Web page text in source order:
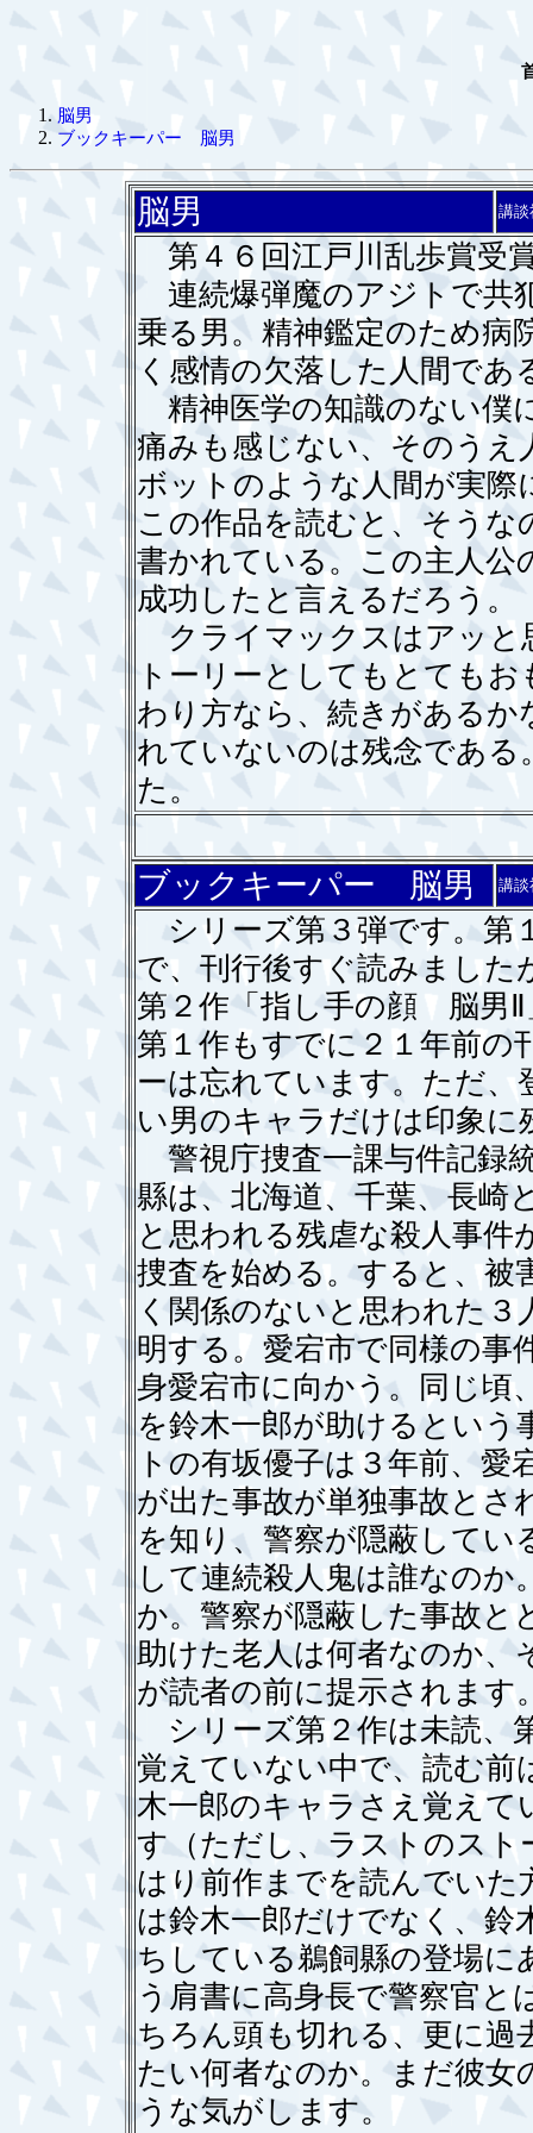
脳男
ブックキーパー 脳男
脳男 講談
第４６回江戸川乱歩賞受
連続爆弾魔のアジトで共
乗る男。精神鑑定のため病
く感情の欠落した人間で
精神医学の知識のない僕
痛みも感じない、そのうえ
ボットのような人間が実
この作品を読むと、そう
書かれている。この主人
成功したと言えるだろう。
クライマックスはアッと
トーリーとしてもとても
わり方なら、続きがあるか
れていないのは残念であ
た。
ブックキーパー 脳男 講
シリーズ第３弾です。第
で、刊行後すぐ読みました
第２作「指し手の顔 脳男
第１作もすでに２１年前の
ーは忘れています。ただ、
い男のキャラだけは印象に
警視庁捜査一課与件記録
縣は、北海道、千葉、長崎
と思われる残虐な殺人事
捜査を始める。すると、被
く関係のないと思われた
明する。愛宕市で同様の事
身愛宕市に向かう。同じ頃
を鈴木一郎が助けるという
トの有坂優子は３年前、愛
が出た事故が単独事故とさ
を知り、警察が隠蔽してい
して連続殺人鬼は誰なの
か。警察が隠蔽した事故と
助けた老人は何者なのか、
が読者の前に提示されます
シリーズ第２作は未読、
覚えていない中で、読む前
木一郎のキャラさえ覚え
す（ただし、ラストのスト
はり前作までを読んでい
は鈴木一郎だけでなく、鈴
ちしている鵜飼縣の登場に
う肩書に高身長で警察官
ちろん頭も切れる、更に
たい何者なのか。まだ彼
うな気がします。